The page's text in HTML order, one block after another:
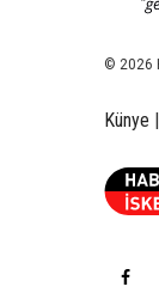
© 2026
Künye |